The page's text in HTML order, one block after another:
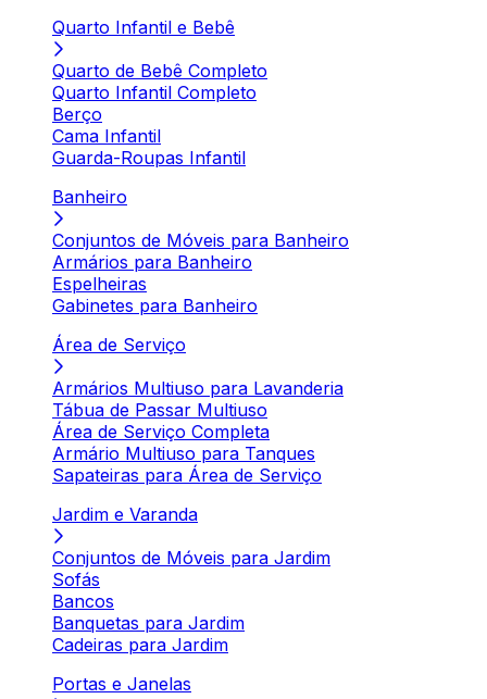
Quarto Infantil e Bebê
Quarto de Bebê Completo
Quarto Infantil Completo
Berço
Cama Infantil
Guarda-Roupas Infantil
Banheiro
Conjuntos de Móveis para Banheiro
Armários para Banheiro
Espelheiras
Gabinetes para Banheiro
Área de Serviço
Armários Multiuso para Lavanderia
Tábua de Passar Multiuso
Área de Serviço Completa
Armário Multiuso para Tanques
Sapateiras para Área de Serviço
Jardim e Varanda
Conjuntos de Móveis para Jardim
Sofás
Bancos
Banquetas para Jardim
Cadeiras para Jardim
Portas e Janelas